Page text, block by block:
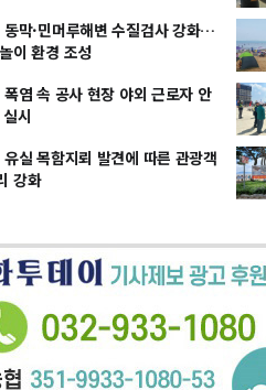
막·민머루해변 수질검사 강화…
이 환경 조성
염 속 공사 현장 야외 근로자 안
시
실 목함지뢰 발견에 따른 관광객
강화